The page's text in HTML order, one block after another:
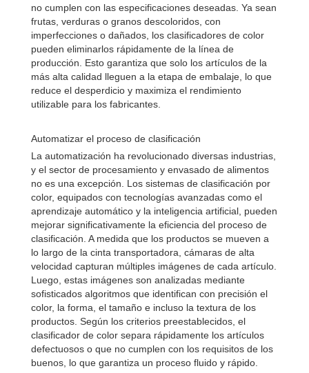
no cumplen con las especificaciones deseadas. Ya sean
frutas, verduras o granos descoloridos, con
imperfecciones o dañados, los clasificadores de color
pueden eliminarlos rápidamente de la línea de
producción. Esto garantiza que solo los artículos de la
más alta calidad lleguen a la etapa de embalaje, lo que
reduce el desperdicio y maximiza el rendimiento
utilizable para los fabricantes.
Automatizar el proceso de clasificación
La automatización ha revolucionado diversas industrias,
y el sector de procesamiento y envasado de alimentos
no es una excepción. Los sistemas de clasificación por
color, equipados con tecnologías avanzadas como el
aprendizaje automático y la inteligencia artificial, pueden
mejorar significativamente la eficiencia del proceso de
clasificación. A medida que los productos se mueven a
lo largo de la cinta transportadora, cámaras de alta
velocidad capturan múltiples imágenes de cada artículo.
Luego, estas imágenes son analizadas mediante
sofisticados algoritmos que identifican con precisión el
color, la forma, el tamaño e incluso la textura de los
productos. Según los criterios preestablecidos, el
clasificador de color separa rápidamente los artículos
defectuosos o que no cumplen con los requisitos de los
buenos, lo que garantiza un proceso fluido y rápido.